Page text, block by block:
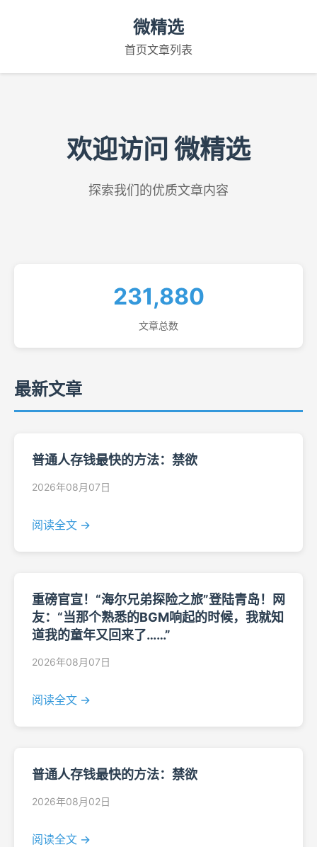
微精选
首页文章列表
欢迎访问 微精选
探索我们的优质文章内容
231,880
文章总数
最新文章
普通人存钱最快的方法：禁欲
2026年08月07日
阅读全文 →
重磅官宣！“海尔兄弟探险之旅”登陆青岛！网
友：“当那个熟悉的BGM响起的时候，我就知
道我的童年又回来了……”
2026年08月07日
阅读全文 →
普通人存钱最快的方法：禁欲
2026年08月02日
阅读全文 →